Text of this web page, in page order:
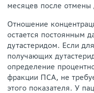
месяцев после отмены
Отношение
остается постоянным
дутастеридом. Если
получающих
определение
фракции ПСА, не
этого показателя. У